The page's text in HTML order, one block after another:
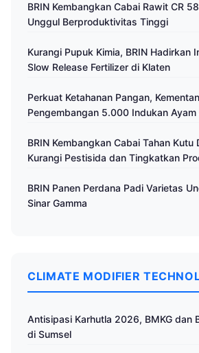
BRIN Kembangkan Cabai Rawit CR
Unggul Berproduktivitas Tinggi
Kurangi Pupuk Kimia, BRIN Hadirkan
Slow Release Fertilizer di Klaten
Perkuat Ketahanan Pangan,
Pengembangan 5.000 Indukan Ayam
BRIN Kembangkan Cabai Tahan Kutu
Kurangi Pestisida dan Tingkatkan
BRIN Panen Perdana Padi Varietas
Sinar Gamma
CLIMATE MODIFIER
Antisipasi Karhutla 2026, BMKG dan
di Sumsel